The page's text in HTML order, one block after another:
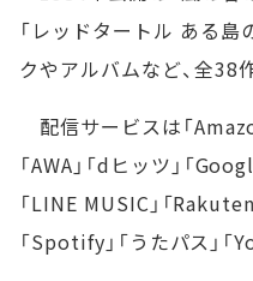
「レッドタートル ある島
クやアルバムなど、全38
配信サービスは「
「AWA」「dヒッツ」「
「LINE MUSIC」「
「Spotify」「うたパス」「